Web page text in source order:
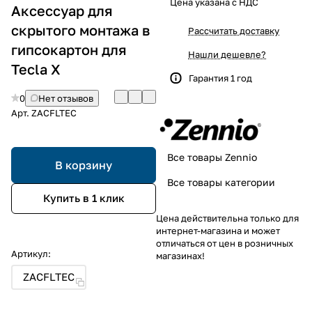
Аксессуар для
скрытого монтажа в
гипсокартон для
Tecla X
0
Нет отзывов
Арт. ZACFLTEC
В корзину
Купить в 1 клик
Артикул:
ZACFLTEC
Рассчитать доставку
Нашли дешевле?
Гарантия 1 год
Все товары Zennio
Все товары категории
Цена действительна только для
интернет-магазина и может
отличаться от цен в розничных
магазинах!